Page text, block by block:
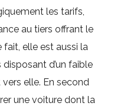
les tarifs,
au tiers offrant le
elle est aussi la
d’un faible
elle. En second
une voiture dont la